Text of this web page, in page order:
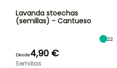
Lavanda stoechas
(semillas) - Cantueso
22
Desde4,90 €
Semillas